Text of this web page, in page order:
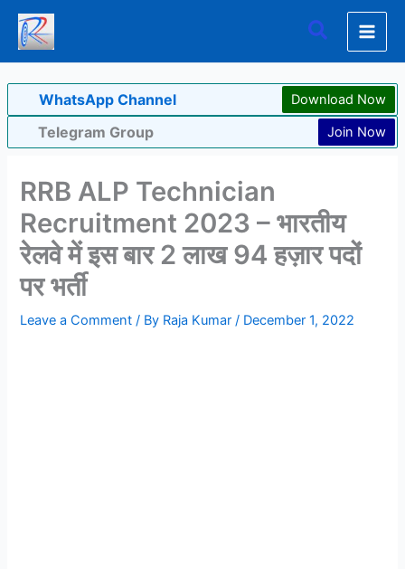
Skip
content
Search
WhatsApp Channel Download Now
Telegram Group Join Now
RRB ALP Technician
Recruitment 2023 – भारतीय
रेलवे में इस बार 2 लाख 94 हज़ार पदों
पर भर्ती
Leave a Comment / By Raja Kumar/ December 1, 2022